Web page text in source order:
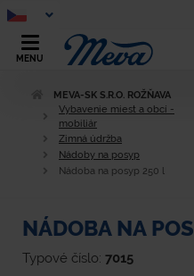
MENU
MEVA-SK S.R.O. ROŽŇAVA
Vybavenie miest a obcí -
mobiliár
Zimná údržba
Nádoby na posyp
Nádoba na posyp 250 l
NÁDOBA NA
Typové číslo: 7015